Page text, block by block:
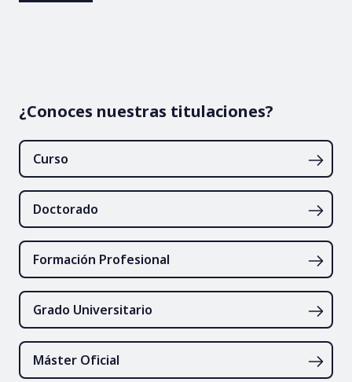
¿Conoces nuestras titulaciones?
Curso
Doctorado
Formación Profesional
Grado Universitario
Máster Oficial